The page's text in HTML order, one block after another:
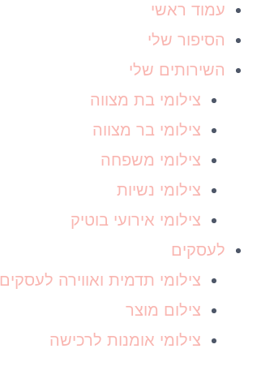
עמוד ראשי
הסיפור שלי
השירותים שלי
צילומי בת מצווה
צילומי בר מצווה
צילומי משפחה
צילומי נשיות
צילומי אירועי בוטיק
לעסקים
צילומי תדמית ואווירה לעסקים
צילום מוצר
צילומי אומנות לרכישה